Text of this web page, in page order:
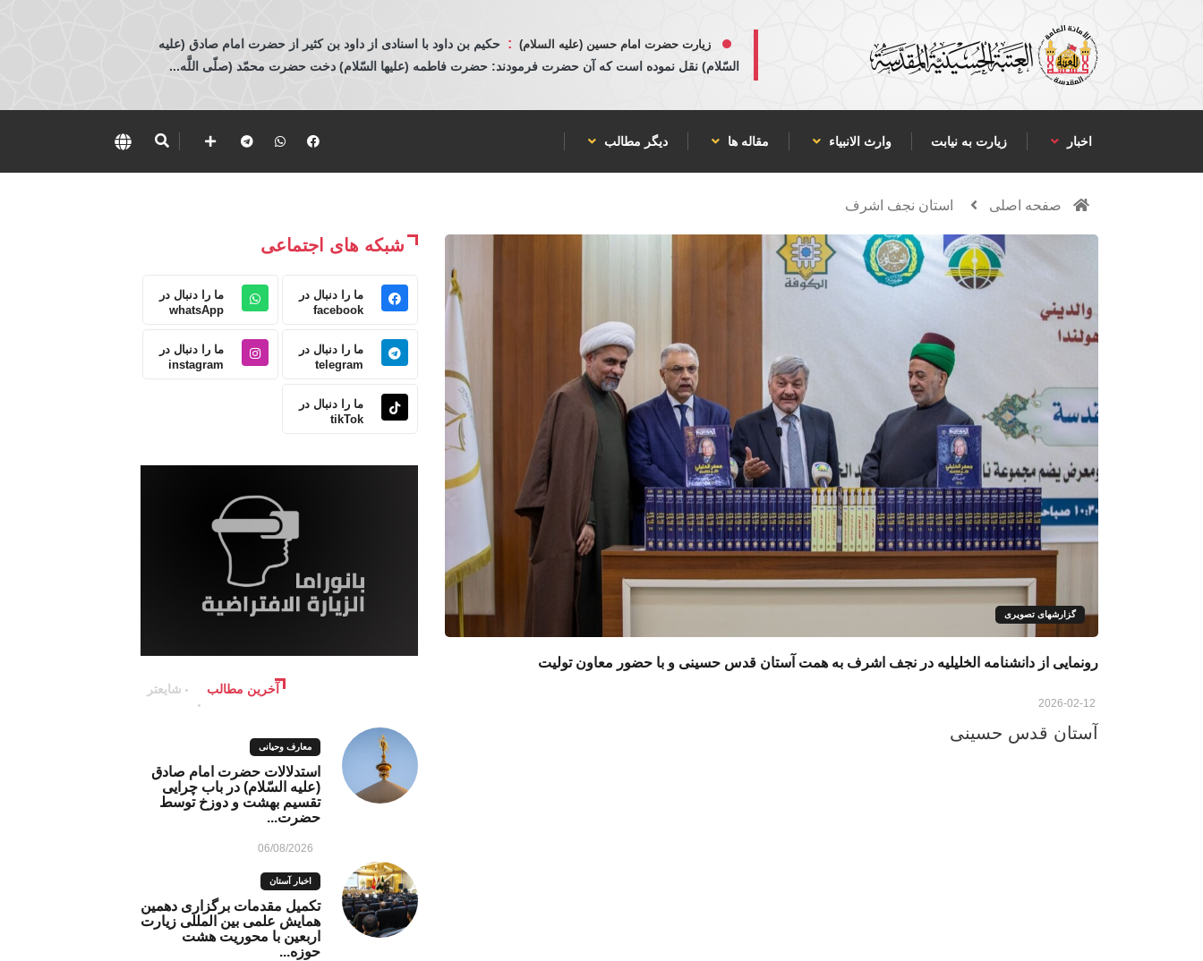
زیارت حضرت امام حسین (علیه السلام) : حكيم بن داود با اسنادی از داود بن كثير از حضرت امام صادق (عليه
السّلام) نقل نموده است كه آن حضرت فرمودند: حضرت فاطمه (عليها السّلام) دخت حضرت محمّد (صلّى اللَّه...
اخبار زیارت به نیابت وارث الانبياء مقاله ها دیگر مطالب
صفحه اصلی استان نجف اشرف
گزارشهای تصویری
رونمایی از دانشنامه الخلیلیه در نجف اشرف به همت آستان قدس حسینی و با حضور معاون تولیت
آستان قدس حسینی
شبکه های اجتماعی
ما را دنبال در
facebook
ما را دنبال در
whatsApp
ما را دنبال در
telegram
ما را دنبال در
instagram
ما را دنبال در
tikTok
آخرین مطالب شایعتر
معارف وحیانی
استدلالات حضرت امام صادق
(علیه السّلام) در باب چرایی
تقسیم بهشت و دوزخ توسط
حضرت...
06/08/2026
اخبار آستان
تکمیل مقدمات برگزاری دهمین
همایش علمی بین المللی زیارت
اربعین با محوریت هشت
حوزه...